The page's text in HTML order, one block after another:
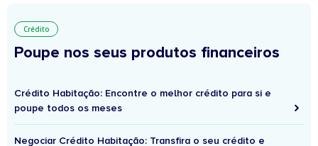
Crédito
Poupe nos seus produtos financeiros
Crédito Habitação: Encontre o melhor crédito para si e
poupe todos os meses
Negociar Crédito Habitação: Transfira o seu crédito e